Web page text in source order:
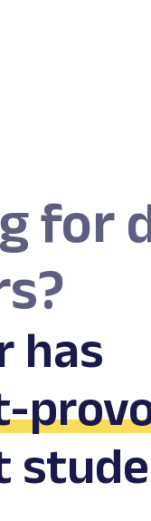
for
has